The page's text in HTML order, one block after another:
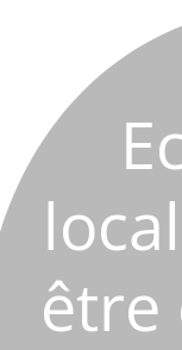
être